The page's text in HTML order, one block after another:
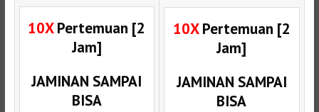
10XPertemuan [2
Jam]
JAMINAN SAMPAI
BISA
10XPertemuan [2
Jam]
JAMINAN SAMPAI
BISA